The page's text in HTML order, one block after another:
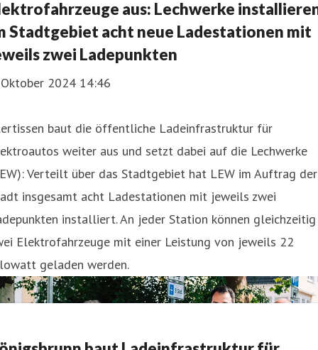
aus: Lechwerke
Stadtgebiet acht neue Ladestationen mit
zwei Ladepunkten
2024 14:46
baut die öffentliche Ladeinfrastruktur für
weiter aus und setzt dabei auf die Lechwerke
Verteilt über das Stadtgebiet hat LEW im Auftrag der
insgesamt acht Ladestationen mit jeweils zwei
installiert. An jeder Station können gleichzeitig
Elektrofahrzeuge mit einer Leistung von jeweils 22
geladen werden.